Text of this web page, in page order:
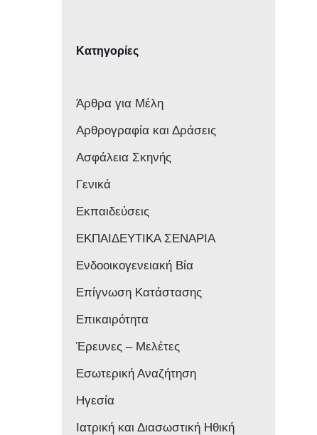
Κατηγορίες
Άρθρα για Μέλη
Αρθρογραφία και Δράσεις
Ασφάλεια Σκηνής
Γενικά
Εκπαιδεύσεις
ΕΚΠΑΙΔΕΥΤΙΚΑ ΣΕΝΑΡΙΑ
Ενδοοικογενειακή Βία
Επίγνωση Κατάστασης
Επικαιρότητα
Έρευνες – Μελέτες
Εσωτερική Αναζήτηση
Ηγεσία
Ιατρική και Διασωστική Ηθική